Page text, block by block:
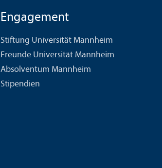
Engagement
Stiftung Universität Mannheim
Freunde Universität Mannheim
Absolventum Mannheim
Stipendien